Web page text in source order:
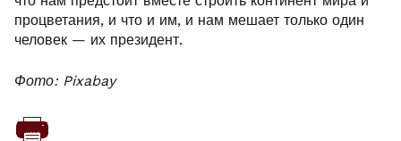
процветания, и что и им, и нам мешает только один
человек — их президент.
Фото: Pixabay